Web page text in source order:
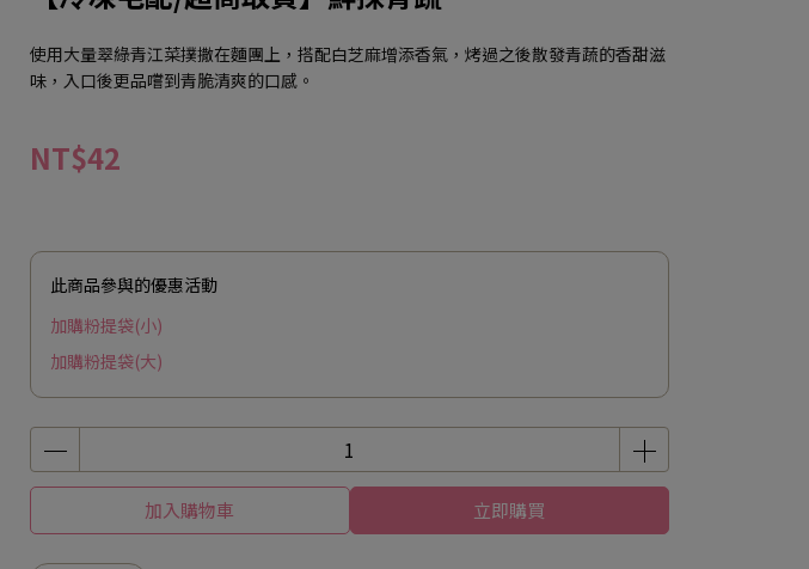
使用大量翠綠青江菜撲撒在麵團上，搭配白芝麻增添香氣，烤過之後散發青蔬的香甜滋
味，入口後更品嚐到青脆清爽的口感。
NT$42
此商品參與的優惠活動
加購粉提袋(小)
加購粉提袋(大)
加入購物車 立即購買